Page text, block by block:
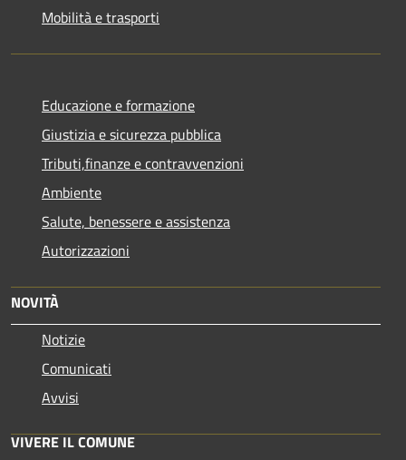
Mobilità e trasporti
Educazione e formazione
Giustizia e sicurezza pubblica
Tributi,finanze e contravvenzioni
Ambiente
Salute, benessere e assistenza
Autorizzazioni
NOVITÀ
Notizie
Comunicati
Avvisi
VIVERE IL COMUNE